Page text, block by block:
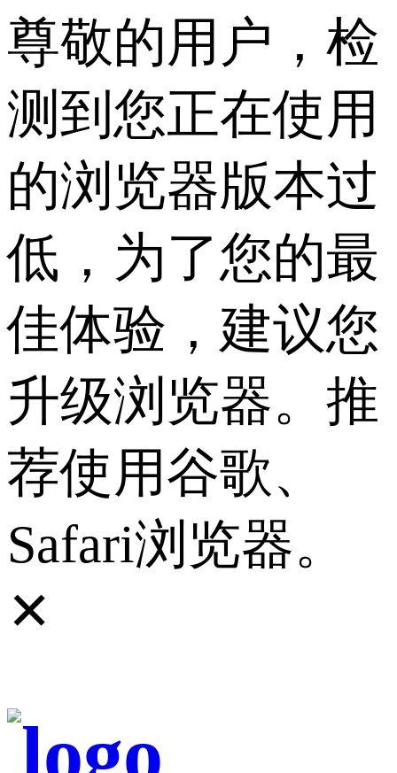
尊敬的用户，检
测到您正在使用
的浏览器版本过
低，为了您的最
佳体验，建议您
升级浏览器。推
荐使用谷歌、
Safari浏览器。
✕